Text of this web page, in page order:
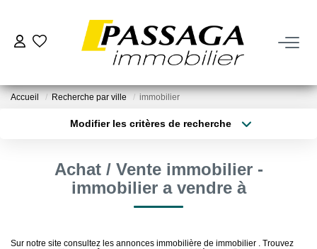
À La Location
VENDRE
Nos Biens Vendus
Accueil Recherche par ville immobilier
Modifier les critères de recherche
Sélectionnez...
Type de bien
Surface min
Achat / Vente immobilier -
immobilier a vendre à
Sur notre site consultez les annonces immobilière de immobilier . Trouvez